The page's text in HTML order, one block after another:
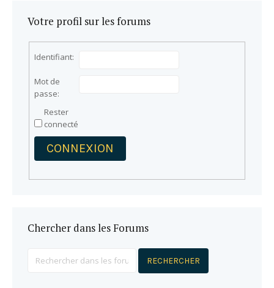
Votre profil sur les forums
Identifiant:
Mot de
passe:
Rester
connecté
CONNEXION
Chercher dans les Forums